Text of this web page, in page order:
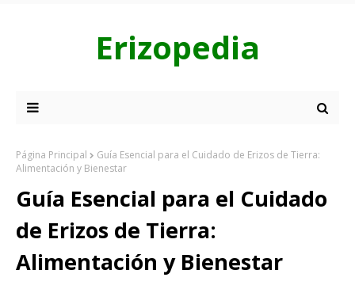
Erizopedia
Página Principal
Guía Esencial para el Cuidado de Erizos de Tierra:
Alimentación y Bienestar
Guía Esencial para el Cuidado
de Erizos de Tierra:
Alimentación y Bienestar